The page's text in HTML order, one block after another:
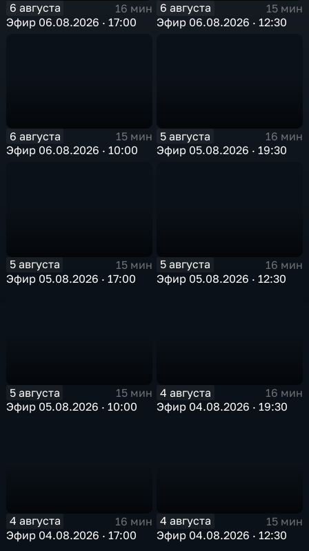
6 августа
16 мин
Эфир 06.08.2026 · 17:00
6 августа
15 мин
Эфир 06.08.2026 · 12:30
6 августа
15 мин
Эфир 06.08.2026 · 10:00
5 августа
16 мин
Эфир 05.08.2026 · 19:30
5 августа
15 мин
Эфир 05.08.2026 · 17:00
5 августа
16 мин
Эфир 05.08.2026 · 12:30
5 августа
15 мин
Эфир 05.08.2026 · 10:00
4 августа
16 мин
Эфир 04.08.2026 · 19:30
4 августа
16 мин
Эфир 04.08.2026 · 17:00
4 августа
15 мин
Эфир 04.08.2026 · 12:30